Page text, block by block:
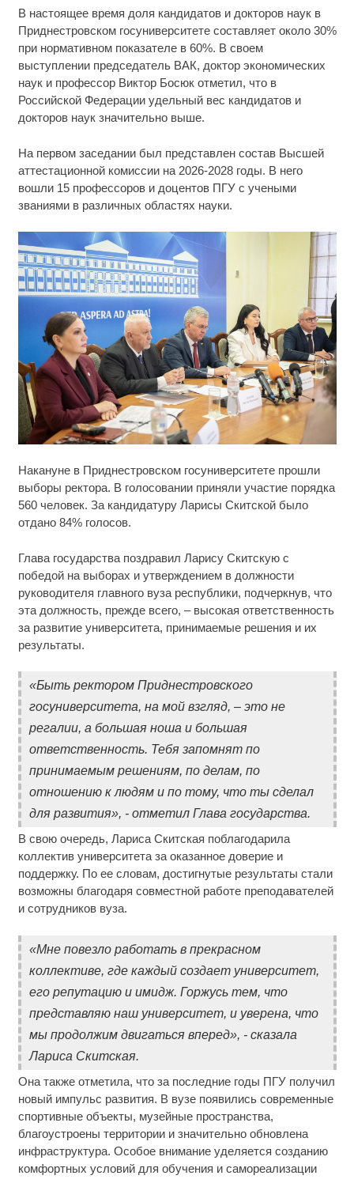
В настоящее время доля кандидатов и докторов наук в
Приднестровском госуниверситете составляет около 30%
при нормативном показателе в 60%. В своем
выступлении председатель ВАК, доктор экономических
наук и профессор Виктор Босюк отметил, что в
Российской Федерации удельный вес кандидатов и
докторов наук значительно выше.
На первом заседании был представлен состав Высшей
аттестационной комиссии на 2026-2028 годы. В него
вошли 15 профессоров и доцентов ПГУ с учеными
званиями в различных областях науки.
Накануне в Приднестровском госуниверситете прошли
выборы ректора. В голосовании приняли участие порядка
560 человек. За кандидатуру Ларисы Скитской было
отдано 84% голосов.
Глава государства поздравил Ларису Скитскую с
победой на выборах и утверждением в должности
руководителя главного вуза республики, подчеркнув, что
эта должность, прежде всего, – высокая ответственность
за развитие университета, принимаемые решения и их
результаты.
«Быть ректором Приднестровского
госуниверситета, на мой взгляд, – это не
регалии, а большая ноша и большая
ответственность. Тебя запомнят по
принимаемым решениям, по делам, по
отношению к людям и по тому, что ты сделал
для развития», - отметил Глава государства.
В свою очередь, Лариса Скитская поблагодарила
коллектив университета за оказанное доверие и
поддержку. По ее словам, достигнутые результаты стали
возможны благодаря совместной работе преподавателей
и сотрудников вуза.
«Мне повезло работать в прекрасном
коллективе, где каждый создает университет,
его репутацию и имидж. Горжусь тем, что
представляю наш университет, и уверена, что
мы продолжим двигаться вперед», - сказала
Лариса Скитская.
Она также отметила, что за последние годы ПГУ получил
новый импульс развития. В вузе появились современные
спортивные объекты, музейные пространства,
благоустроены территории и значительно обновлена
инфраструктура. Особое внимание уделяется созданию
комфортных условий для обучения и самореализации
от увиденного
Этот танец невесты оставит вас без слов!
Пересмотрела 10 раз
Ролик из Омска: вы будете смеяться долго